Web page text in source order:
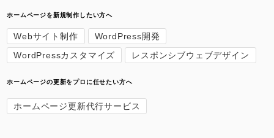
ホームページを新規制作したい方へ
Webサイト制作
WordPress開発
WordPressカスタマイズ
レスポンシブウェブデザイン
ホームページの更新をプロに任せたい方へ
ホームページ更新代行サービス